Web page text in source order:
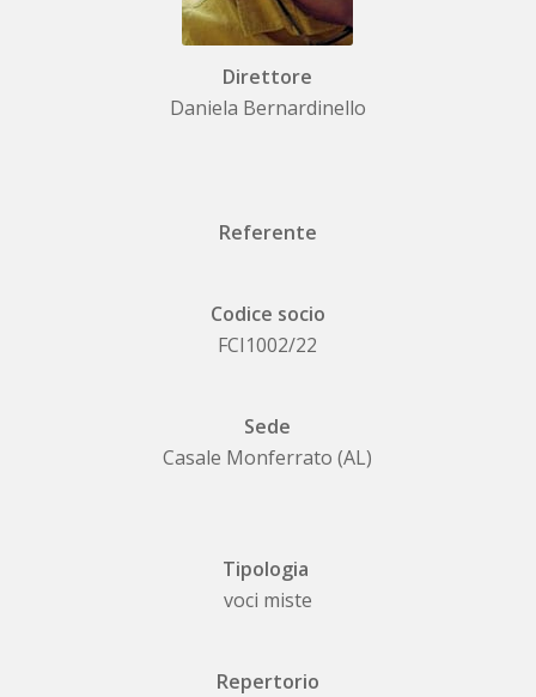
Direttore
Daniela Bernardinello
Referente
Codice socio
FCI1002/22
Sede
Casale Monferrato (AL)
Tipologia
voci miste
Repertorio